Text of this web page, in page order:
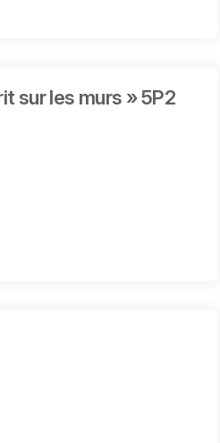
sur les murs » 5P2